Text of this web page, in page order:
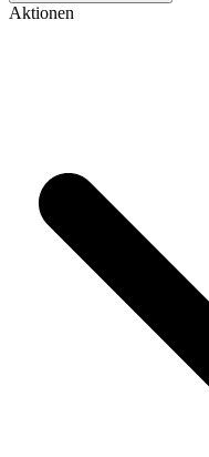
Aktionen